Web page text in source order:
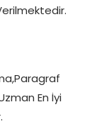
Verilmektedir.
En İyi